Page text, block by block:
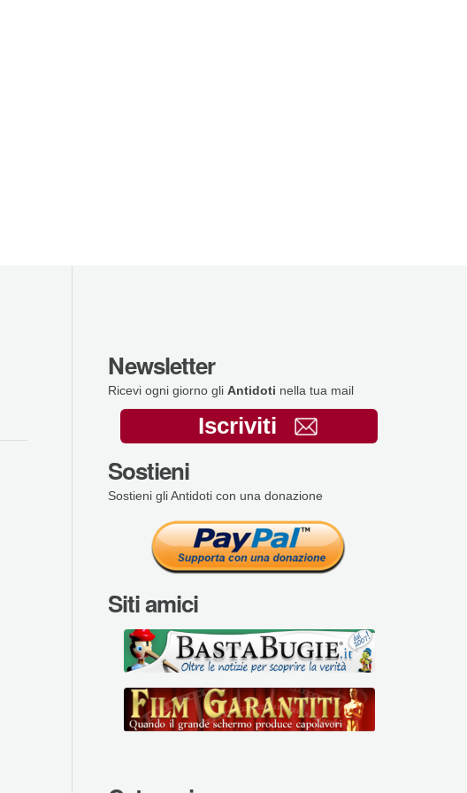
Newsletter
Ricevi ogni giorno gli Antidoti nella tua mail
Iscriviti
Sostieni
Sostieni gli Antidoti con una donazione
Siti amici